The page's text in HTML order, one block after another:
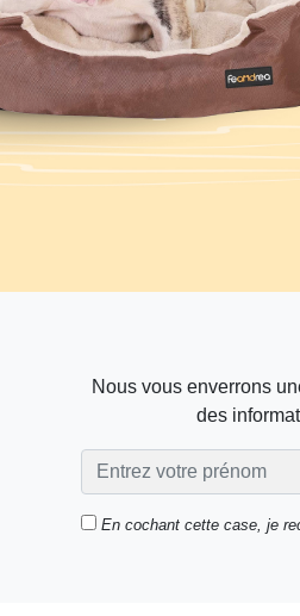
Nous vous enverrons
des
En cochant cette case, je